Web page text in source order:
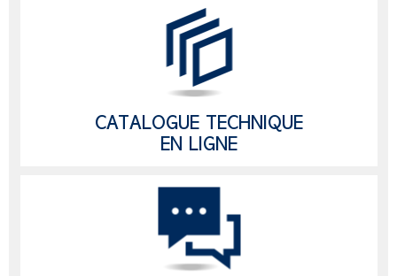
CATALOGUE TECHNIQUE
EN LIGNE